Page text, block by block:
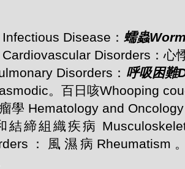
Disease： 蠕蟲
Disorders：心
Disorders： 呼吸困難
。百日咳Whooping
學 Hematology and
結締組織疾病
：風濕病Rheumatism